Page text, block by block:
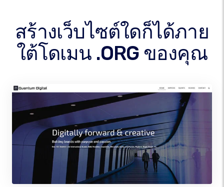
สร้างเว็บไซต์ใดก็ได้ภาย
ใต้โดเมน .ORG ของคุณ